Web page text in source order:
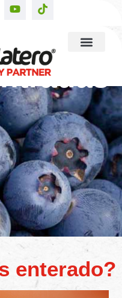
enterado?